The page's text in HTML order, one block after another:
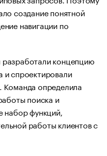
создание понятной
навигации по
концепцию
и спроектировали
Команда определила
поиска и
набор функций,
работы клиентов с